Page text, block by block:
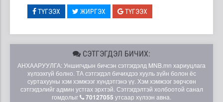
ТҮГЭЭХ ЖИРГЭХ ТҮГЭЭХ
СЭТГЭГДЭЛ БИЧИХ:
АНХААРУУЛГА: Уншигчдын бичсэн сэтгэгдэлд MNB.mn хариуцлага
хүлээхгүй болно. ТА сэтгэгдэл бичихдээ хууль зүйн болон ёс
суртахууны хэм хэмжээг хүндэтгэнэ үү. Хэм хэмжээг зөрчсөн
сэтгэгдэлийг админ устгах эрхтэй. Сэтгэгдэлтэй холбоотой санал
гомдолыг
70127055 утсаар хүлээн авна.